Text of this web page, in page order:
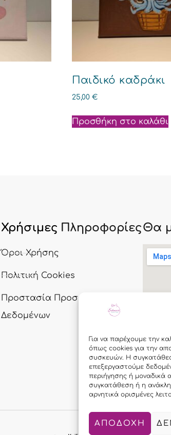
Για να παρέχουμε την
όπως cookies για την
συσκευών. Η
επεξεργαστούμε
περιήγησης ή μοναδικά
συγκατάθεση ή η
αρνητικά ορισμένες
ΑΠΟΔΟΧΗ
Παιδικό καδράκι
25,00 €
Προσθήκη στο καλάθι
Χρήσιμες Πληροφορίες
Όροι Χρήσης
Πολιτική Cookies
Προστασία Προσωπικών
Δεδομένων
Θα